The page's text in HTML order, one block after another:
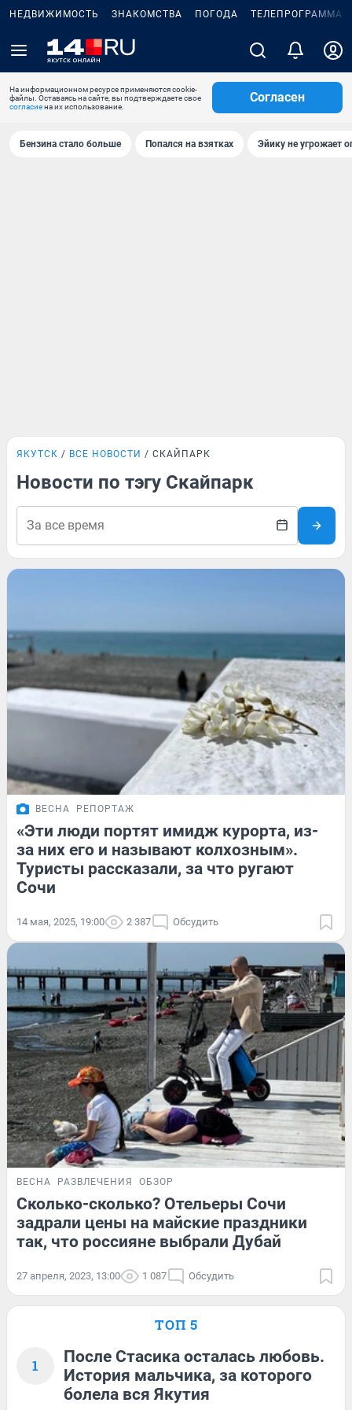
НЕДВИЖИМОСТЬ ЗНАКОМСТВА ПОГОДА ТЕЛЕПРОГРАММА
На информационном ресурсе применяются cookie-
файлы. Оставаясь на сайте, вы подтверждаете свое
согласиена их использование.
Согласен
Бензина стало больше Попался на взятках Эйику не угрожает
ЯКУТСК ВСЕ НОВОСТИ СКАЙПАРК
Новости по тэгу Скайпарк
ВЕСНА РЕПОРТАЖ
«Эти люди портят имидж курорта, из-
за них его и называют колхозным».
Туристы рассказали, за что ругают
Сочи
14 мая, 2025, 19:00 2 387 Обсудить
ВЕСНА РАЗВЛЕЧЕНИЯ ОБЗОР
Сколько-сколько? Отельеры Сочи
задрали цены на майские праздники
так, что россияне выбрали Дубай
27 апреля, 2023, 13:00 1 087 Обсудить
ТОП 5
1
После Стасика осталась любовь.
История мальчика, за которого
болела вся Якутия